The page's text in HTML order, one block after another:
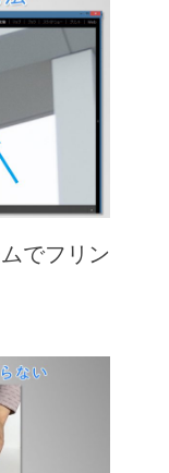
でフリン